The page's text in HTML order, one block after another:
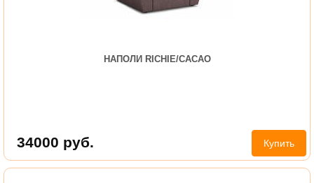
НАПОЛИ RICHIE/CACAO
34000 руб. Купить